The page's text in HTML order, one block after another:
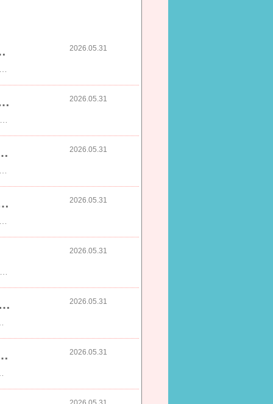
イン メンズシェーバー 5枚刃
メンズシェーバー JAN:4549980711989 【北海道沖縄離島配送不可】-NA-PR​​
2026.05.31
｜ソーダストリーム GAIA スターターキット特別パッケージ |公式特典 4年長期保証 2026.05.31
ケース) 送料無料※一部地域除く 強炭酸 炭酸 無糖 OZA SODA 2026.05.31
SALE ※お一人様3点まで カップ付きリブタンクトップ Uネック型 2026.05.31
2026.05.31
5/31 10:00～24h限定【クーポンで2,780円】ベスト ジャケット タックワイドパンツ 大人モード こなれ感 着回し セットアップ対応 2026.05.31
ーキット クレンジングオイル 洗顔 メイク落とし 毛穴 洗顔料 2026.05.31